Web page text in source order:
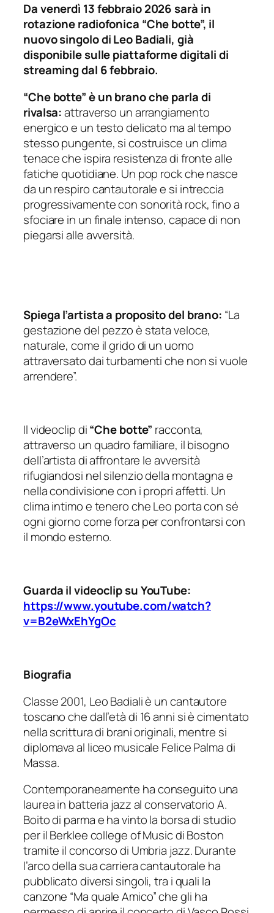
Da venerdì 13 febbraio 2026 sarà in
rotazione radiofonica “Che botte”, il
nuovo singolo di Leo Badiali, già
disponibile sulle piattaforme digitali di
streaming dal 6 febbraio.
“Che botte” è un brano che parla di
rivalsa:attraverso un arrangiamento
energico e un testo delicato ma al tempo
stesso pungente, si costruisce un clima
tenace che ispira resistenza di fronte alle
fatiche quotidiane. Un pop rock che nasce
da un respiro cantautorale e si intreccia
progressivamente con sonorità rock, fino a
sfociare in un finale intenso, capace di non
piegarsi alle avversità.
Spiega l’artista a proposito del brano: “La
gestazione del pezzo è stata veloce,
naturale, come il grido di un uomo
attraversato dai turbamenti che non si vuole
arrendere”.
Il videoclip di“Che botte” racconta,
attraverso un quadro familiare, il bisogno
dell’artista di affrontare le avversità
rifugiandosi nel silenzio della montagna e
nella condivisione con i propri affetti. Un
clima intimo e tenero che Leo porta con sé
ogni giorno come forza per confrontarsi con
il mondo esterno.
Guarda il videoclip su YouTube:
https://www.youtube.com/watch?
v=B2eWxEhYgOc
Biografia
Classe 2001, Leo Badiali è un cantautore
toscano che dall’età di 16 anni si è cimentato
nella scrittura di brani originali, mentre si
diplomava al liceo musicale Felice Palma di
Massa.
Contemporaneamente ha conseguito una
laurea in batteria jazz al conservatorio A.
Boito di parma e ha vinto la borsa di studio
per il Berklee college of Music di Boston
tramite il concorso di Umbria jazz. Durante
l’arco della sua carriera cantautorale ha
pubblicato diversi singoli, tra i quali la
canzone “Ma quale Amico” che gli ha